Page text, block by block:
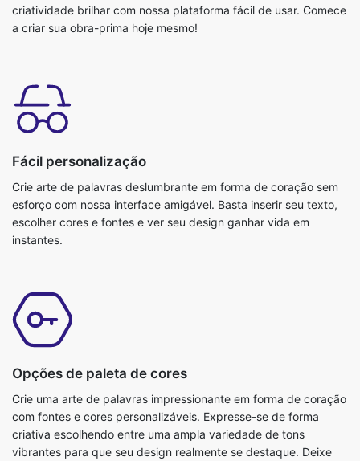
criatividade brilhar com nossa plataforma fácil de usar. Comece
a criar sua obra-prima hoje mesmo!
Fácil personalização
Crie arte de palavras deslumbrante em forma de coração sem
esforço com nossa interface amigável. Basta inserir seu texto,
escolher cores e fontes e ver seu design ganhar vida em
instantes.
Opções de paleta de cores
Crie uma arte de palavras impressionante em forma de coração
com fontes e cores personalizáveis. Expresse-se de forma
criativa escolhendo entre uma ampla variedade de tons
vibrantes para que seu design realmente se destaque. Deixe